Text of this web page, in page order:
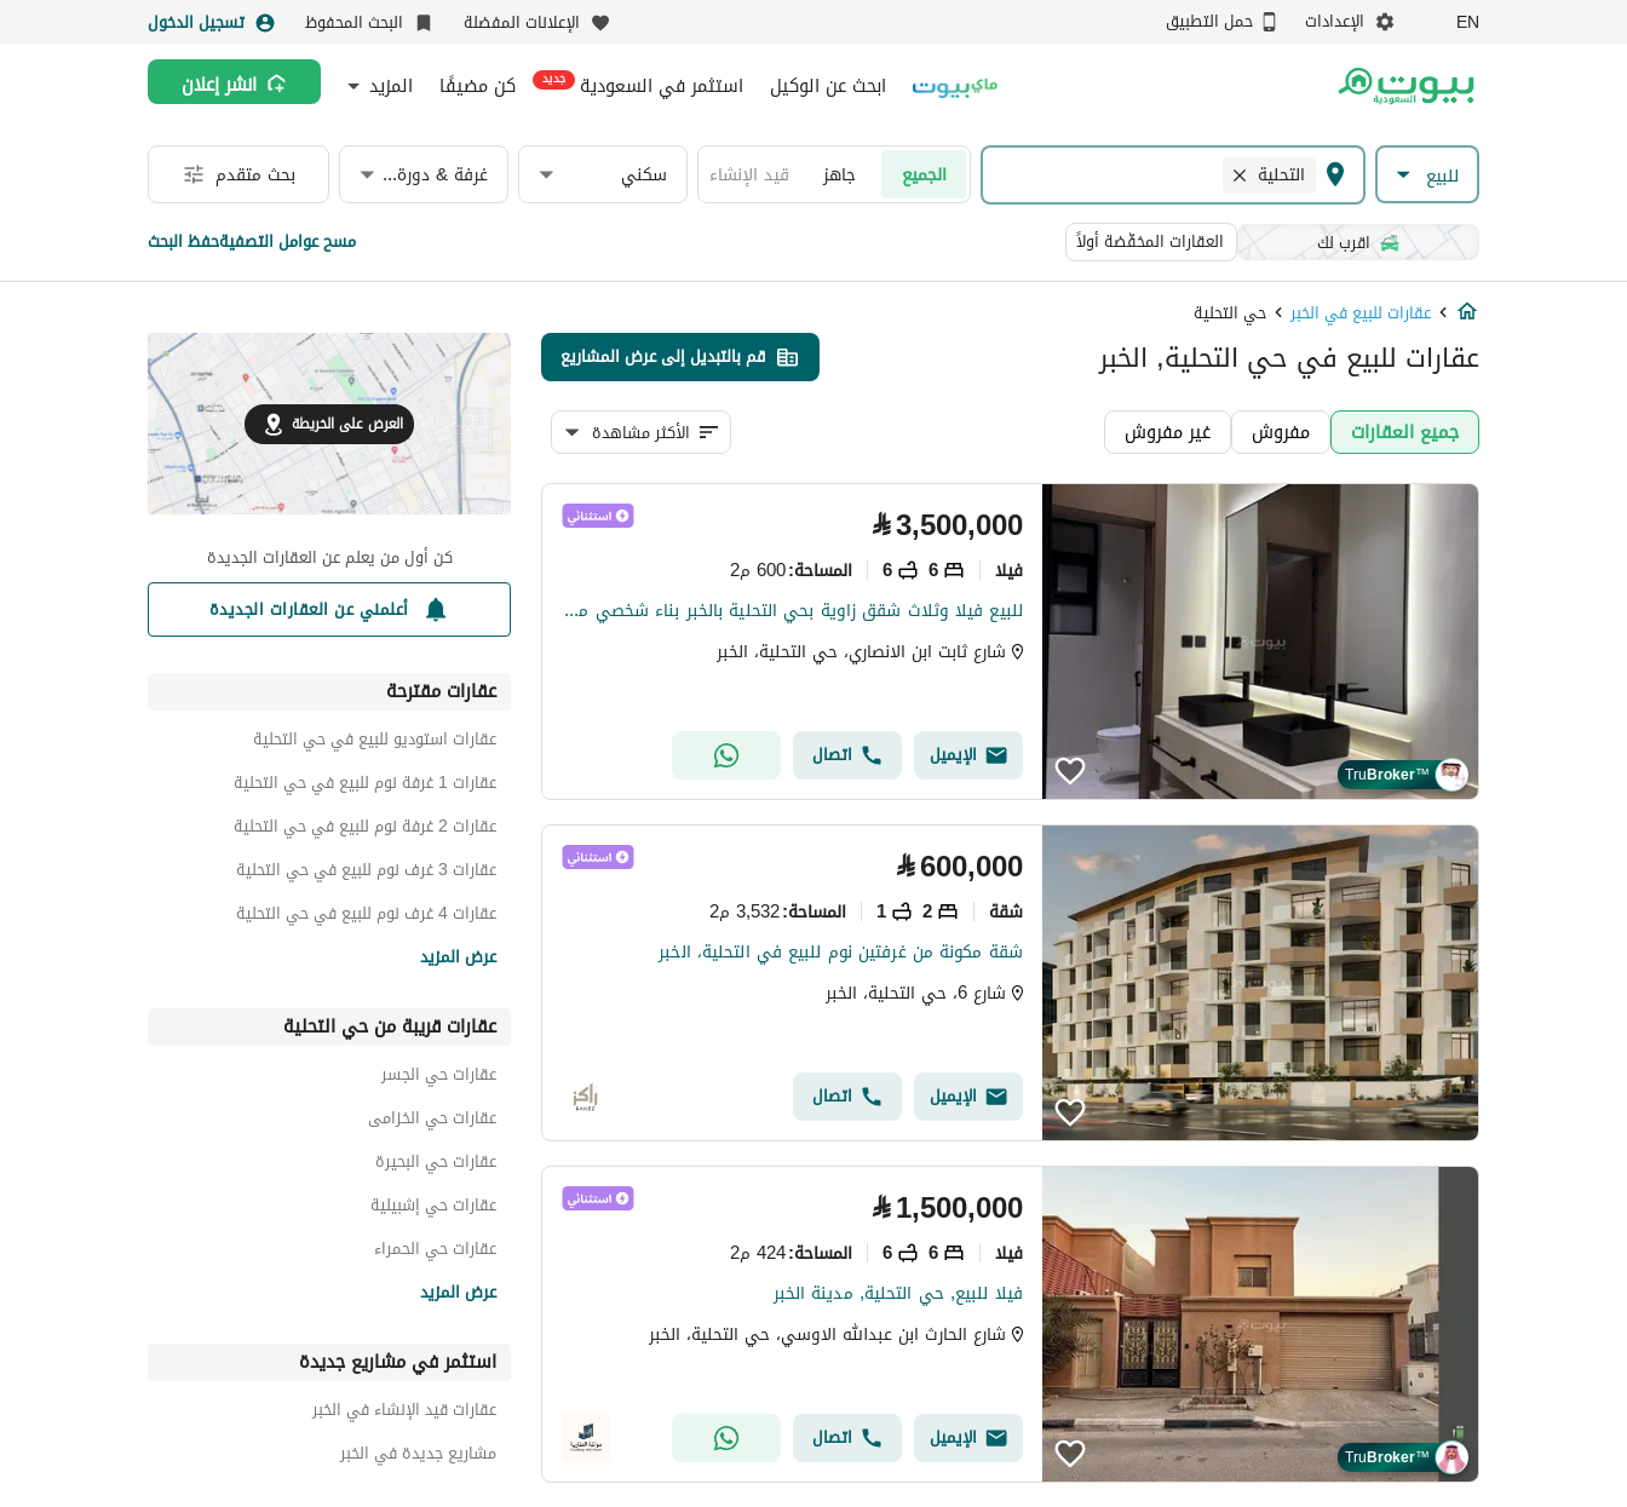
EN الإعدادات حمل التطبيق الإعلانات المفضلة البحث المحفوظ تسجيل الدخول
ابحث عن الوكيل استثمر في السعودية جديد كن مضيفًا المزيد انشر إعلان
للبيع التحلية الجميع جاهز قيد الإنشاء سكني غرفة & دورة مياه بحث متقدم
اقرب لك العقارات المخفّضة أولاً مسح عوامل التصفيةحفظ البحث
عقارات للبيع في الخبر حي التحلية
عقارات للبيع في حي التحلية, الخبر قم بالتبديل إلى عرض المشاريع
جميع العقارات مفروش غير مفروش الأكثر مشاهدة
TruBroker™
⃁3,500,000
فیلا 6
6 المساحة:600 م2
للبيع فيلا وثلاث شقق زاوية بحي التحلية بالخبر بناء شخصي موقع مميز
شارع ثابت ابن الانصاري، حي التحلية، الخبر
الإيميل اتصال
⃁600,000
شقة 2
1 المساحة:3,532 م2
شقة مكونة من غرفتين نوم للبيع في التحلية، الخبر
شارع 6، حي التحلية، الخبر
الإيميل اتصال
TruBroker™
⃁1,500,000
فیلا 6
6 المساحة:424 م2
فيلا للبيع, حي التحلية, مدينة الخبر
شارع الحارث ابن عبدالله الاوسي، حي التحلية، الخبر
الإيميل اتصال
العرض على الخريطة
كن أول من يعلم عن العقارات الجديدة
أعلمني عن العقارات الجديدة
عقارات مقترحة
عقارات استوديو للبيع في حي التحلية
عقارات 1 غرفة نوم للبيع في حي التحلية
عقارات 2 غرفة نوم للبيع في حي التحلية
عقارات 3 غرف نوم للبيع في حي التحلية
عقارات 4 غرف نوم للبيع في حي التحلية
عمائر سكنية للبيع في حي التحلية
شقق للبيع في حي التحلية
عرض المزيد
عقارات قريبة من حي التحلية
عقارات حي الجسر
عقارات حي الخزامى
عقارات حي البحيرة
عقارات حي إشبيلية
عقارات حي الحمراء
عقارات حي صناعية الفوازية
عقارات حي صناعية الثقبة
عقارات حي الشفاء
عرض المزيد
استثمر في مشاريع جديدة
عقارات قيد الإنشاء في الخبر
مشاريع جديدة في الخبر